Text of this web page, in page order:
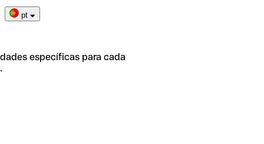
pt
específicas para cada